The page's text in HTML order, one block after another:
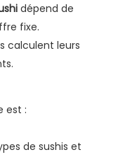
dépend de
fixe.
calculent leurs
est :
de sushis et